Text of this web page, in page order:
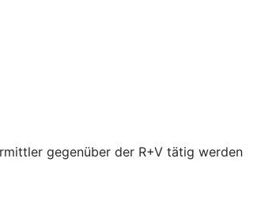
gegenüber der R+V tätig werden